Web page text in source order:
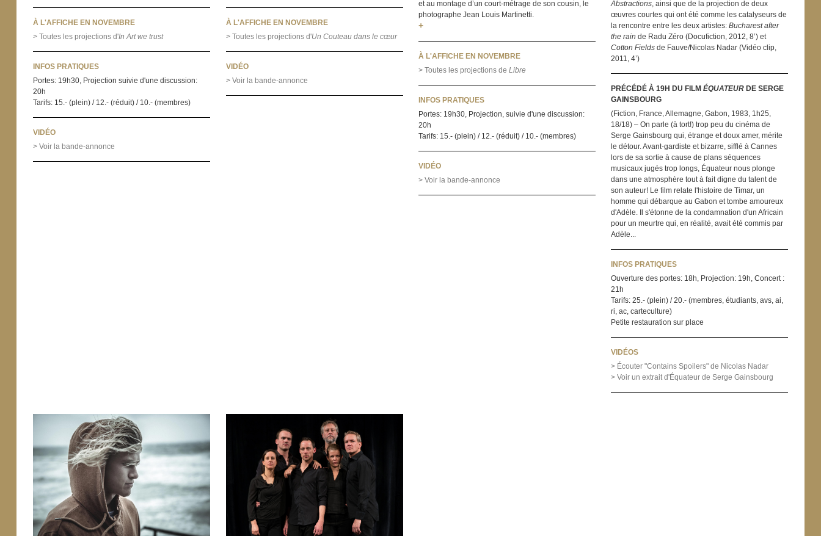
À L'AFFICHE EN NOVEMBRE
> Toutes les projections d'In Art we trust
INFOS PRATIQUES
Portes: 19h30, Projection suivie d'une discussion:
20h
Tarifs: 15.- (plein) / 12.- (réduit) / 10.- (membres)
VIDÉO
> Voir la bande-annonce
À L'AFFICHE EN NOVEMBRE
> Toutes les projections d'Un Couteau dans le cœur
VIDÉO
> Voir la bande-annonce
et au montage d’un court-métrage de son cousin, le
photographe Jean Louis Martinetti.
+
À L'AFFICHE EN NOVEMBRE
> Toutes les projections de Libre
INFOS PRATIQUES
Portes: 19h30, Projection, suivie d'une discussion:
20h
Tarifs: 15.- (plein) / 12.- (réduit) / 10.- (membres)
VIDÉO
> Voir la bande-annonce
Abstractions, ainsi que de la projection de deux
œuvres courtes qui ont été comme les catalyseurs de
la rencontre entre les deux artistes:Bucharest after
the rain de Radu Zéro (Docufiction, 2012, 8’) et
Cotton Fields de Fauve/Nicolas Nadar (Vidéo clip,
2011, 4’)
PRÉCÉDÉ À 19H DU FILMÉQUATEUR DE SERGE
GAINSBOURG
(Fiction, France, Allemagne, Gabon, 1983, 1h25,
18/18) – On parle (à tort!) trop peu du cinéma de
Serge Gainsbourg qui, étrange et doux amer, mérite
le détour. Avant-gardiste et bizarre, sifflé à Cannes
lors de sa sortie à cause de plans séquences
musicaux jugés trop longs, Équateur nous plonge
dans une atmosphère tout à fait digne du talent de
son auteur! Le film relate l'histoire de Timar, un
homme qui débarque au Gabon et tombe amoureux
d'Adèle. Il s'étonne de la condamnation d'un Africain
pour un meurtre qui, en réalité, avait été commis par
Adèle...
INFOS PRATIQUES
Ouverture des portes: 18h, Projection: 19h, Concert :
21h
Tarifs: 25.- (plein) / 20.- (membres, étudiants, avs, ai,
ri, ac, carteculture)
Petite restauration sur place
VIDÉOS
> Écouter "Contains Spoilers" de Nicolas Nadar
> Voir un extrait d'Équateur de Serge Gainsbourg